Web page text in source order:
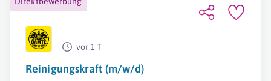
vor 1 T
Reinigungskraft (m/w/d)